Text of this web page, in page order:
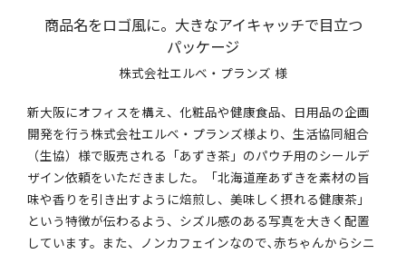
提案事例
社員紹介
お知らせ
会社情報
採用情報
お問合せ
商品名をロゴ風に。大きなアイキャッチで目立つ
パッケージ
株式会社エルベ・プランズ 様
新大阪にオフィスを構え、化粧品や健康食品、日用品の企画
開発を行う株式会社エルベ・プランズ様より、生活協同組合
（生協）様で販売される「あずき茶」のパウチ用のシールデ
ザイン依頼をいただきました。「北海道産あずきを素材の旨
味や香りを引き出すように焙煎し、美味しく摂れる健康茶」
という特徴が伝わるよう、シズル感のある写真を大きく配置
しています。また、ノンカフェインなので､赤ちゃんからシニ